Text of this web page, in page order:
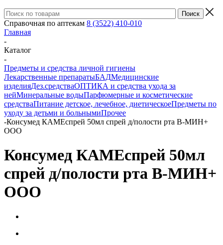
Справочная по аптекам 8 (3522) 410-010
Главная
-
Каталог
-
Предметы и средства личной гигиены
Лекарственные препаратыБАДМедицинские
изделияДез.средстваОПТИКА и средства ухода за
нейМинеральные водыПарфюмерные и косметические
средстваПитание детское, лечебное, диетическоеПредметы по
уходу за детьми и больнымиПрочее
-Консумед КАМЕспрей 50мл спрей д/полости рта В-МИН+
ООО
Консумед КАМЕспрей 50мл
спрей д/полости рта В-МИН+
ООО